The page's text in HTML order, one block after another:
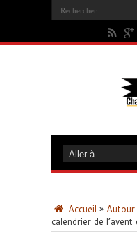
Accueil »
calendrier de l’avent